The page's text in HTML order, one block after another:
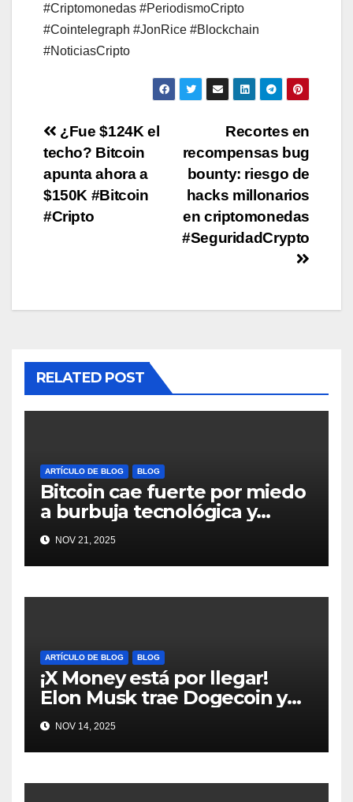
#Criptomonedas #PeriodismoCripto
#Cointelegraph #JonRice #Blockchain
#NoticiasCripto
Post
navigation
Recortes en
recompensas bug
bounty: riesgo de
hacks millonarios
en criptomonedas
#SeguridadCrypto
¿Fue $124K el
techo? Bitcoin
apunta ahora a
$150K #Bitcoin
#Cripto
RELATED POST
ARTÍCULO DE BLOG BLOG
Bitcoin cae fuerte por miedo
a burbuja tecnológica y
nervios en AI #crypto
#Bitcoin
NOV 21, 2025
ARTÍCULO DE BLOG BLOG
¡X Money está por llegar!
Elon Musk trae Dogecoin y
más al mundo de pagos
#Crypto #Dogecoin
NOV 14, 2025